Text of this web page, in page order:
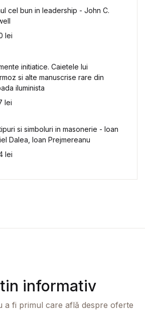
cel bun in leadership - John C.
lei
initiatice. Caietele lui
si alte manuscrise rare din
iluminista
lei
si simboluri in masonerie - Ioan
Dalea, Ioan Prejmereanu
lei
informativ
a fi primul care află despre oferte